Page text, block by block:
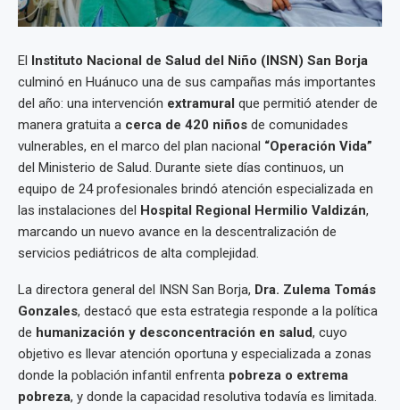
El Instituto Nacional de Salud del Niño (INSN) San Borja
culminó en Huánuco una de sus campañas más importantes
del año: una intervención extramural que permitió atender de
manera gratuita a cerca de 420 niños de comunidades
vulnerables, en el marco del plan nacional “Operación Vida”
del Ministerio de Salud. Durante siete días continuos, un
equipo de 24 profesionales brindó atención especializada en
las instalaciones del Hospital Regional Hermilio Valdizán,
marcando un nuevo avance en la descentralización de
servicios pediátricos de alta complejidad.
La directora general del INSN San Borja, Dra. Zulema Tomás
Gonzales, destacó que esta estrategia responde a la política
de humanización y desconcentración en salud, cuyo
objetivo es llevar atención oportuna y especializada a zonas
donde la población infantil enfrenta pobreza o extrema
pobreza, y donde la capacidad resolutiva todavía es limitada.